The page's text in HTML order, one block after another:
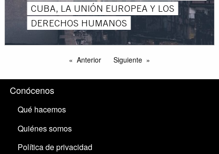
CUBA, LA UNIÓN EUROPEA Y LOS
DERECHOS HUMANOS
Anterior Siguiente
Conócenos
Qué hacemos
Quiénes somos
Política de privacidad